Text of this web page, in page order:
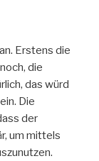
Erstens die
die
das würd
Die
der
um mittels